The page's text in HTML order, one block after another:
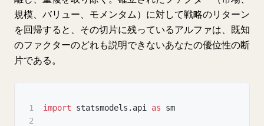
規模、バリュー、モメンタム）に対して戦略のリターン
を回帰すると、その切片に残っているアルファは、既知
のファクターのどれも説明できないあなたの優位性の断
片である。
1 import statsmodels . api as sm
2